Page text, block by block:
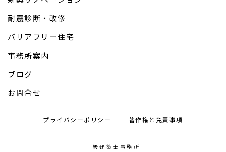
耐震診断・改修
バリアフリー住宅
事務所案内
ブログ
お問合せ
プライバシーポリシー 著作権と免責事項
一級建築士事務所